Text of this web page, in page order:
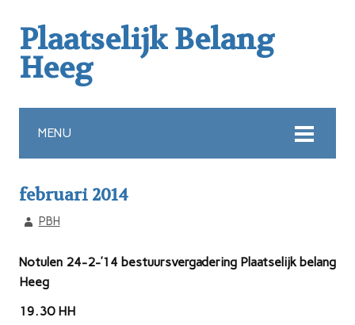
Plaatselijk Belang
Heeg
MENU
februari 2014
PBH
Notulen 24-2-’14 bestuursvergadering Plaatselijk belang
Heeg
19.30 HH